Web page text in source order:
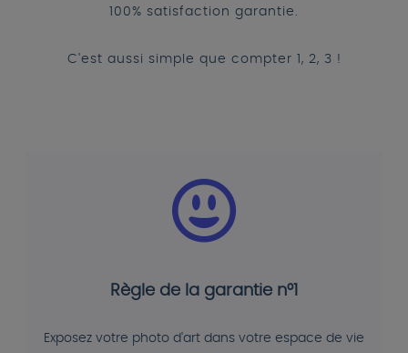
100% satisfaction garantie.
C'est aussi simple que compter 1, 2, 3 !
Règle de la garantie n°1
Exposez votre photo d'art dans votre espace de vie